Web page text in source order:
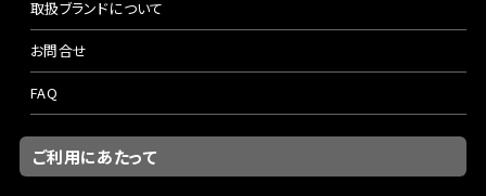
取扱ブランドについて
お問合せ
FAQ
ご利用にあたって